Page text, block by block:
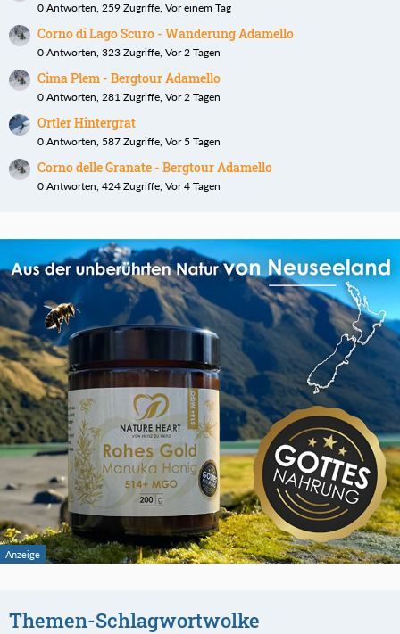
0 Antworten, 259 Zugriffe, Vor einem Tag
Corno di Lago Scuro - Wanderung Adamello
0 Antworten, 323 Zugriffe, Vor 2 Tagen
Cima Plem - Bergtour Adamello
0 Antworten, 281 Zugriffe, Vor 2 Tagen
Ortler Hintergrat
0 Antworten, 587 Zugriffe, Vor 5 Tagen
Corno delle Granate - Bergtour Adamello
0 Antworten, 424 Zugriffe, Vor 4 Tagen
Themen-Schlagwortwolke